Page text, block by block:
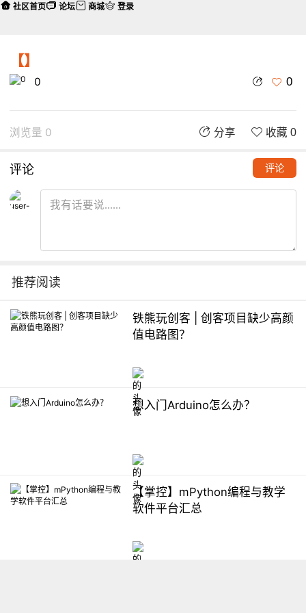
【】
0 0
浏览量 0 分享 收藏 0
评论 评论
推荐阅读
铁熊玩创客 | 创客项目缺少高颜
值电路图？
想入门Arduino怎么办？
【掌控】mPython编程与教学
软件平台汇总
社区首页 论坛 商城 登录